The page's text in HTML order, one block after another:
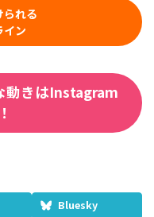
られる
イン
動きはInstagram
Bluesky